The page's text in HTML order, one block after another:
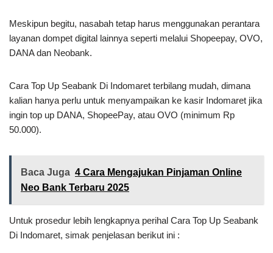
Meskipun begitu, nasabah tetap harus menggunakan perantara
layanan dompet digital lainnya seperti melalui Shopeepay, OVO,
DANA dan Neobank.
Cara Top Up Seabank Di Indomaret terbilang mudah, dimana
kalian hanya perlu untuk menyampaikan ke kasir Indomaret jika
ingin top up DANA, ShopeePay, atau OVO (minimum Rp
50.000).
Baca Juga 4 Cara Mengajukan Pinjaman Online
Neo Bank Terbaru 2025
Untuk prosedur lebih lengkapnya perihal Cara Top Up Seabank
Di Indomaret, simak penjelasan berikut ini :